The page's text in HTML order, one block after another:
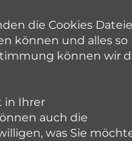
die Cookies
können und alles so
können wir
in Ihrer
auch die
was Sie
auf einer Seite eine
trocken hält,
Sie nach
Sobald Sie mit
zertifizierter Bio-